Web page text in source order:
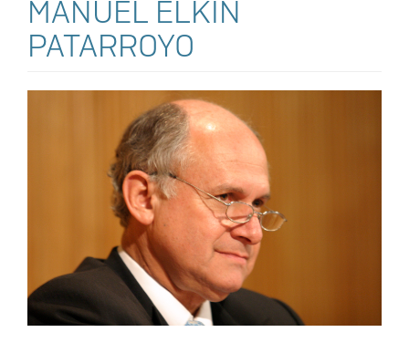
MANUEL ELKIN
PATARROYO